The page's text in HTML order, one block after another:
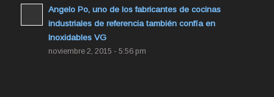
Angelo Po, uno de los fabricantes de cocinas
industriales de referencia también confía en
Inoxidables VG
noviembre 2, 2015 - 5:56 pm